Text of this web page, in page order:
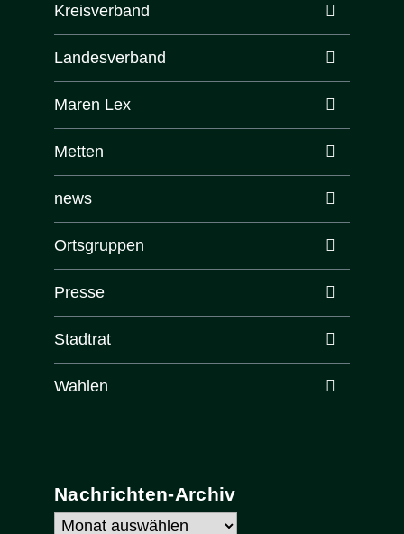
Kreisverband
Landesverband
Maren Lex
Metten
news
Ortsgruppen
Presse
Stadtrat
Wahlen
Nachrichten-Archiv
Nachrichten-